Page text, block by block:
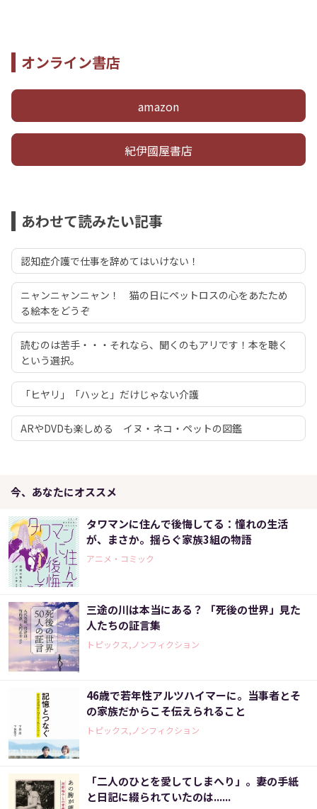
オンライン書店
amazon
紀伊國屋書店
あわせて読みたい記事
認知症介護で仕事を辞めてはいけない！
ニャンニャンニャン！ 猫の日にペットロスの心をあたため
る絵本をどうぞ
読むのは苦手・・・それなら、聞くのもアリです！本を聴く
という選択。
「ヒヤリ」「ハッと」だけじゃない介護
ARやDVDも楽しめる イヌ・ネコ・ペットの図鑑
今、あなたにオススメ
タワマンに住んで後悔してる：憧れの生活
が、まさか。揺らぐ家族3組の物語
アニメ・コミック
三途の川は本当にある？ 「死後の世界」見た
人たちの証言集
トピックス,ノンフィクション
46歳で若年性アルツハイマーに。当事者とそ
の家族だからこそ伝えられること
トピックス,ノンフィクション
「二人のひとを愛してしまへり」。妻の手紙
と日記に綴られていたのは......